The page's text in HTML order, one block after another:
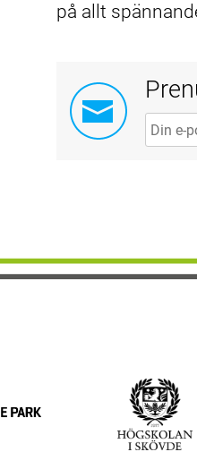
på allt
Din e-